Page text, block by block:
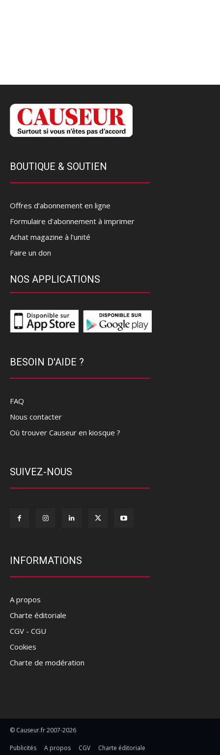
BOUTIQUE & SOUTIEN
Offres d’abonnement en ligne
Formulaire d'abonnement à imprimer
Achat magazine à l'unité
Faire un don
NOS APPLICATIONS
BESOIN D'AIDE ?
FAQ
Nous contacter
Où trouver Causeur en kiosque ?
SUIVEZ-NOUS
INFORMATIONS
A propos
Charte éditoriale
CGV - CGU
Cookies
Charte de modération
© Causeur.fr 2007-2026
Publicités A propos CGV
Charte éditoriale